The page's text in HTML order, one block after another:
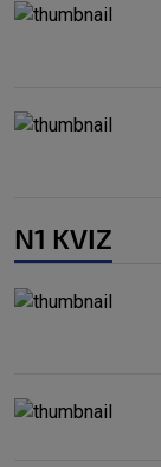
N1 KVIZ